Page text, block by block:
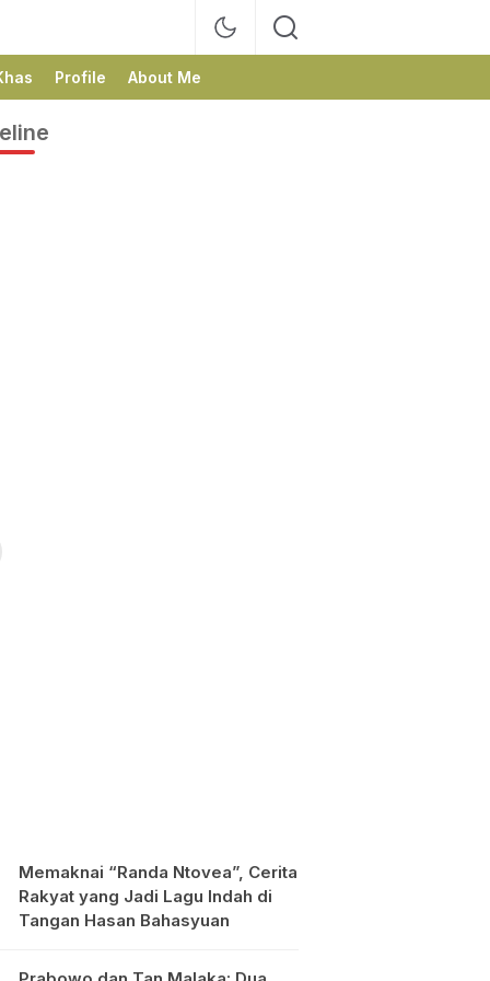
Profile About Me
Memaknai “Randa Ntovea”, Cerita
Rakyat yang Jadi Lagu Indah di
Tangan Hasan Bahasyuan